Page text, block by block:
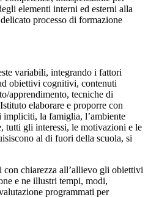
elementi interni ed esterni alla
processo di formazione
variabili, integrando i fattori
obiettivi cognitivi, contenuti
apprendimento, tecniche di
elaborare e proporre con
la famiglia, l’ambiente
tutti gli interessi, le motivazioni e le
al di fuori della scuola, si
con chiarezza all’allievo gli obiettivi
e ne illustri tempi, modi,
programmati per